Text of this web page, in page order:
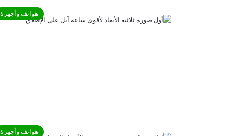
هواتف وأجهزة
هواتف وأجهزة